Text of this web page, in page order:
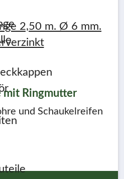
mit Ringmutter
und Schaukelreifen